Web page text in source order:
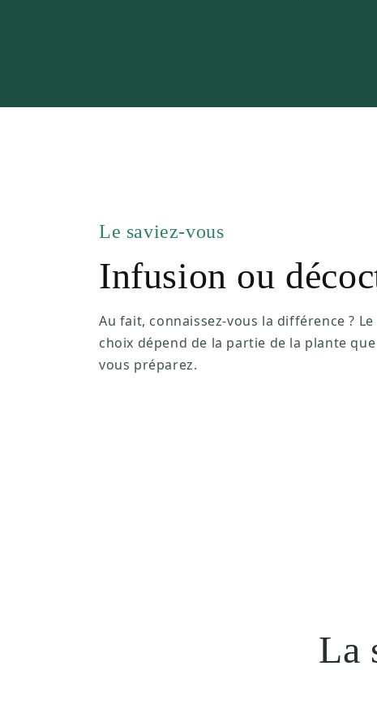
Le saviez-vous
Infusion ou
Au fait, connaissez-vous la différence ? Le
choix dépend de la partie de la plante que
vous préparez.
La